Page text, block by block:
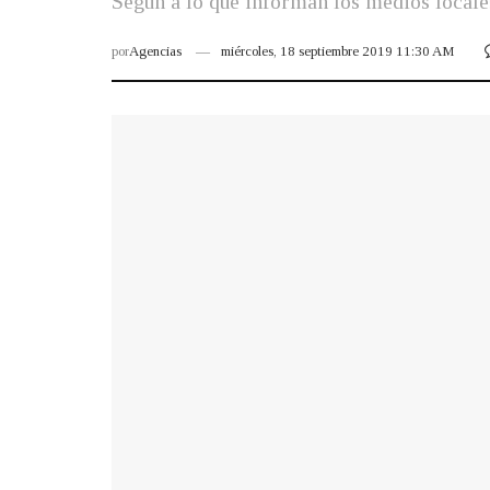
porAgencias miércoles, 18 septiembre 2019 11:30 AM